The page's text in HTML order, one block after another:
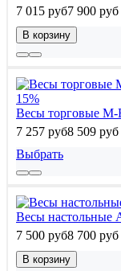
7 015 руб7 900 руб
В корзину
15%
Весы торговые M-
7 257 руб8 509 руб
Выбрать
Весы настольные
7 500 руб8 700 руб
В корзину